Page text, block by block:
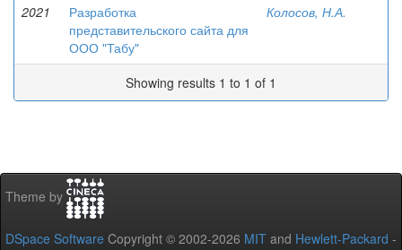
2021
Разработка
представительского сайта для
ООО "Табу"
Колосов, Н.А.
Showing results 1 to 1 of 1
Theme by
DSpace Software Copyright © 2002-2026 MIT and Hewlett-Packard -